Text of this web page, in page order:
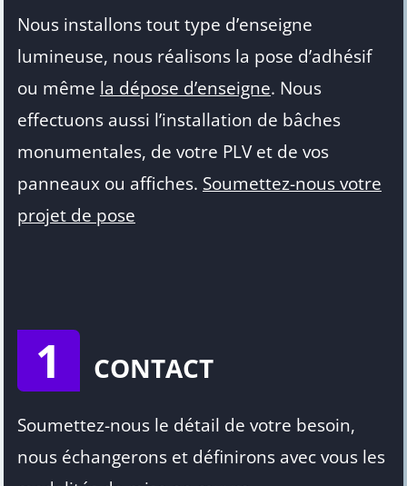
Nous installons tout type d’enseigne
lumineuse, nous réalisons la pose d’adhésif
ou même la dépose d’enseigne. Nous
effectuons aussi l’installation de bâches
monumentales, de votre PLV et de vos
panneaux ou affiches. Soumettez-nous votre
projet de pose
1 CONTACT
Soumettez-nous le détail de votre besoin,
nous échangerons et définirons avec vous les